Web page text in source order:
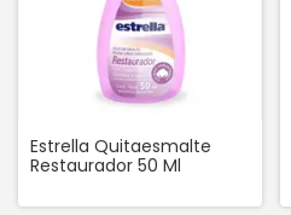
Estrella Quitaesmalte
Restaurador 50 Ml